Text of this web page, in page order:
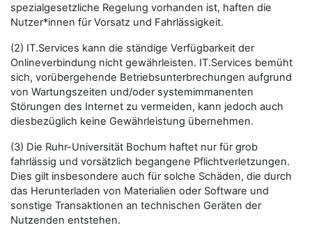
spezialgesetzliche Regelung vorhanden ist, haften die
Nutzer*innen für Vorsatz und Fahrlässigkeit.
(2) IT.Services kann die ständige Verfügbarkeit der
Onlineverbindung nicht gewährleisten. IT.Services bemüht
sich, vorübergehende Betriebsunterbrechungen aufgrund
von Wartungszeiten und/oder systemimmanenten
Störungen des Internet zu vermeiden, kann jedoch auch
diesbezüglich keine Gewährleistung übernehmen.
(3) Die Ruhr-Universität Bochum haftet nur für grob
fahrlässig und vorsätzlich begangene Pflichtverletzungen.
Dies gilt insbesondere auch für solche Schäden, die durch
das Herunterladen von Materialien oder Software und
sonstige Transaktionen an technischen Geräten der
Nutzenden entstehen.